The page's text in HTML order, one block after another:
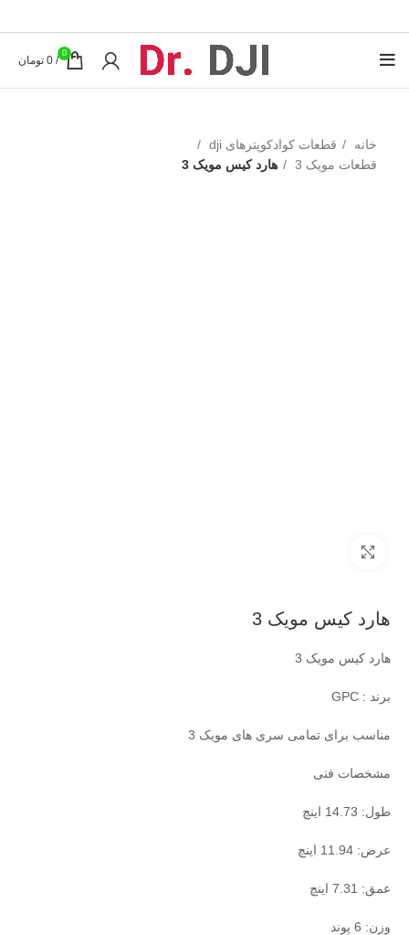
0
/
0 تومان
خانه
قطعات کوادکوپترهای dji
قطعات مویک 3
هارد کیس مویک 3
هارد کیس مویک 3
هارد کیس مویک 3
برند : GPC
مناسب برای تمامی سری های مویک 3
مشخصات فنی
طول: 14.73 اینچ
عرض: 11.94 اینچ
عمق: 7.31 اینچ
وزن: 6 پوند